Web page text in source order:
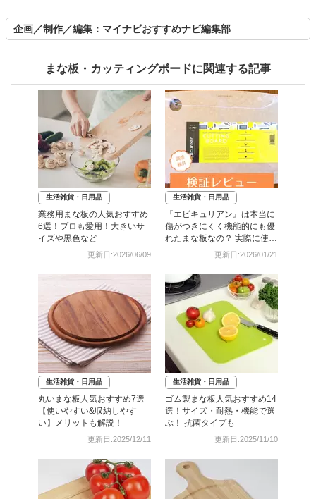
企画／制作／編集：マイナビおすすめナビ編集部
まな板・カッティングボードに関連する記事
生活雑貨・日用品
業務用まな板の人気おすすめ
6選！プロも愛用！大きいサ
イズや黒色など
更新日:2026/06/09
生活雑貨・日用品
『エピキュリアン』は本当に
傷がつきにくく機能的にも優
れたまな板なの？ 実際に使っ
た検証レビュー更新日:2026/01/21
生活雑貨・日用品
丸いまな板人気おすすめ7選
【使いやすい&収納しやす
い】メリットも解説！
更新日:2025/12/11
生活雑貨・日用品
ゴム製まな板人気おすすめ14
選！サイズ・耐熱・機能で選
ぶ！ 抗菌タイプも
更新日:2025/11/10